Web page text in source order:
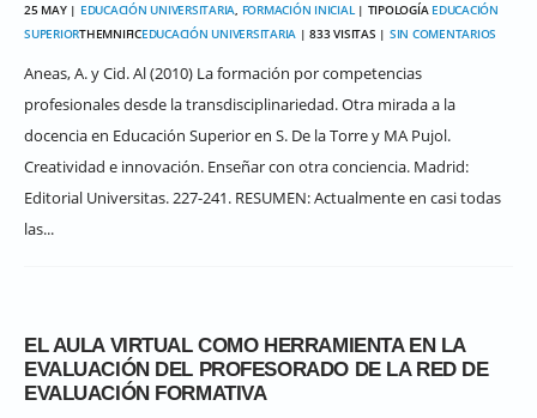
25 MAY | EDUCACIÓN UNIVERSITARIA, FORMACIÓN INICIAL| TIPOLOGÍA EDUCACIÓN
SUPERIORTHEMNIFICEDUCACIÓN UNIVERSITARIA | 833 VISITAS | SIN COMENTARIOS
Aneas, A. y Cid. Al (2010) La formación por competencias
profesionales desde la transdisciplinariedad. Otra mirada a la
docencia en Educación Superior en S. De la Torre y MA Pujol.
Creatividad e innovación. Enseñar con otra conciencia. Madrid:
Editorial Universitas. 227-241. RESUMEN: Actualmente en casi todas
las...
EL AULA VIRTUAL COMO HERRAMIENTA EN LA
EVALUACIÓN DEL PROFESORADO DE LA RED DE
EVALUACIÓN FORMATIVA